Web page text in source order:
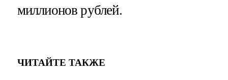
миллионов рублей.
ЧИТАЙТЕ ТАКЖЕ